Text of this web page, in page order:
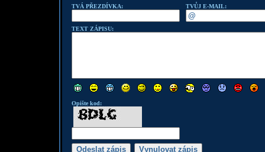
TVÁ PŘEZDÍVKA: TVŮJ E-MAIL:
TEXT ZÁPISU:
Opište kod: